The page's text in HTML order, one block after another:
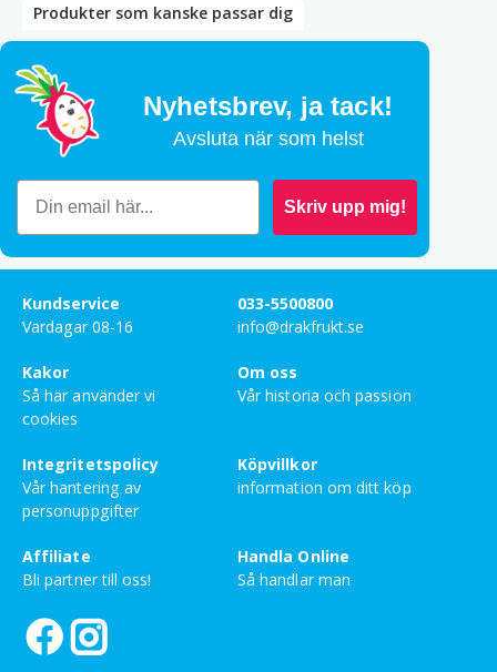
Väldigt mycket i burken
Louise Sövig–maj 9, 2025
februari 17, 2025
Ulrika Linnéa Birgitta Kontio
februari 3, 2025
Jag håller mig till färska. Smådelade svampar i
nåt slemmigt vatten. Inte så jag vill ha mina
enokisvampar.
Helén Kerstin Birgitta Mohammar
januari 28, 2025
Produkter som kanske passar dig
Nyhetsbrev, ja tack!
Avsluta när som helst
Skriv upp mig!
Kundservice
Vardagar 08-16
033-5500800
info@drakfrukt.se
Kakor
Så här använder vi
cookies
Om oss
Vår historia och passion
Integritetspolicy
Vår hantering av
personuppgifter
Köpvillkor
information om ditt köp
Affiliate
Bli partner till oss!
Handla Online
Så handlar man